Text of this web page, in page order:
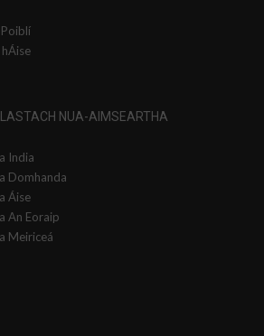
NUA-AIMSEARTHA
India
Domhanda
Áise
An Eoraip
Meiriceá